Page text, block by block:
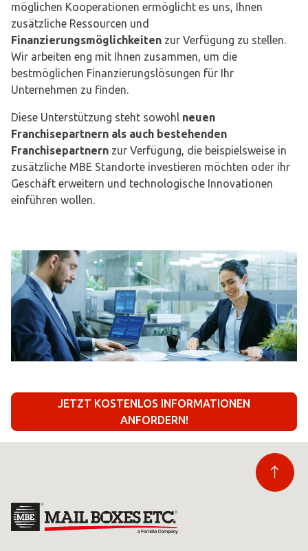
möglichen Kooperationen ermöglicht es uns, Ihnen
zusätzliche Ressourcen und
Finanzierungsmöglichkeiten zur Verfügung zu stellen.
Wir arbeiten eng mit Ihnen zusammen, um die
bestmöglichen Finanzierungslösungen für Ihr
Unternehmen zu finden.
Diese Unterstützung steht sowohl neuen
Franchisepartnern als auch bestehenden
Franchisepartnern zur Verfügung, die beispielsweise in
zusätzliche MBE Standorte investieren möchten oder ihr
Geschäft erweitern und technologische Innovationen
einführen wollen.
JETZT KOSTENLOS INFORMATIONEN
ANFORDERN!